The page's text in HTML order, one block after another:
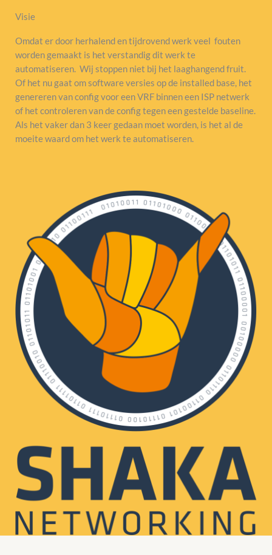
Visie
Omdat er door herhalend en tijdrovend werk veel fouten
worden gemaakt is het verstandig dit werk te
automatiseren. Wij stoppen niet bij het laaghangend fruit.
Of het nu gaat om software versies op de installed base, het
genereren van config voor een VRF binnen een ISP netwerk
of het controleren van de config tegen een gestelde baseline.
Als het vaker dan 3 keer gedaan moet worden, is het al de
moeite waard om het werk te automatiseren.